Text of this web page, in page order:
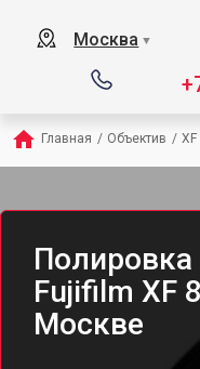
Москва ▼
Главная / Объектив / XF
Fujifilm XF
Москве